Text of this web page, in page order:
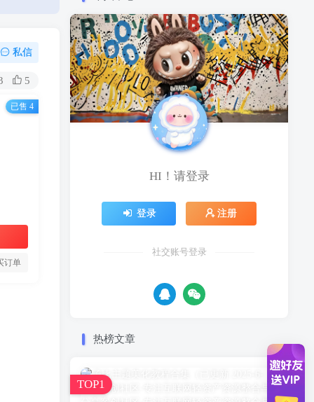
私信
5
订单
已售 4
HI！请登录
登录 注册
社交账号登录
热榜文章
TOP1